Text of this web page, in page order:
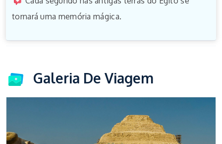
tornará uma memória mágica.
Galeria De Viagem